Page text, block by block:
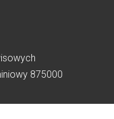
875000